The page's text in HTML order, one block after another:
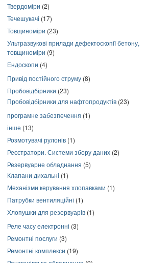
Твердоміри (2)
Течешукачі (17)
Товщиноміри (23)
Ультразвукові прилади дефектоскопії бетону,
товщиноміри (9)
Ендоскопи (4)
Привід постійного струму (8)
Пробовідбірники (23)
Пробовідбірники для нафтопродуктів (23)
програмне забезпечення (1)
інше (13)
Розмотувачі рулонів (1)
Реєстратори. Системи збору даних (2)
Резервуарне обладнання (5)
Клапани дихальні (1)
Механізми керування хлопавками (1)
Патрубки вентиляційні (1)
Хлопушки для резервуарів (1)
Реле часу електронні (3)
Ремонтні послуги (3)
Ремонтні комплекси (19)